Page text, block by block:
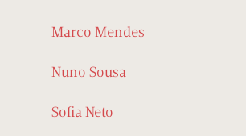
Marco Mendes
Nuno Sousa
Sofia Neto